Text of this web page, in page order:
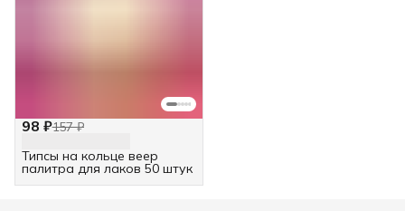
98 ₽157 ₽
Типсы на кольце веер
палитра для лаков 50 штук